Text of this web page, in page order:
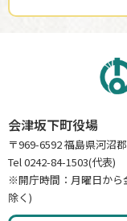
会津坂下町役場
〒969-6592 福島県河沼
Tel 0242-84-1503(代表)
※開庁時間：月曜日から
除く)